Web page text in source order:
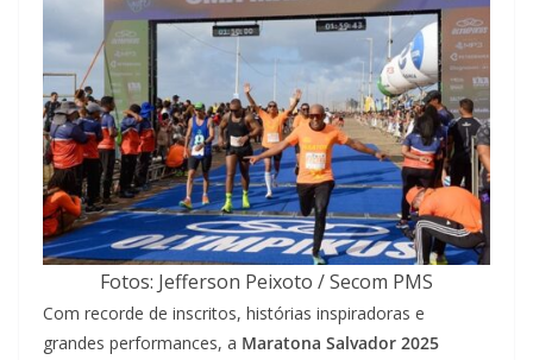
Fotos: Jefferson Peixoto / Secom PMS
Com recorde de inscritos, histórias inspiradoras e
grandes performances, a Maratona Salvador 2025